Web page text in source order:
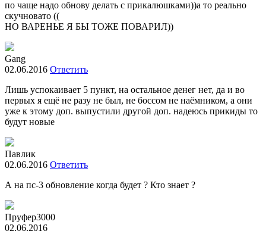
по чаще надо обнову делать с прикалюшками))а то реально
скучновато ((
НО ВАРЕНЬЕ Я БЫ ТОЖЕ ПОВАРИЛ))
Gang
02.06.2016 Ответить
Лишь успокаивает 5 пункт, на остальное денег нет, да и во
первых я ещё не разу не был, не боссом не наёмником, а они
уже к этому доп. выпустили другой доп. надеюсь прикиды то
будут новые
Павлик
02.06.2016 Ответить
А на пс-3 обновление когда будет ? Кто знает ?
Пруфер3000
02.06.2016